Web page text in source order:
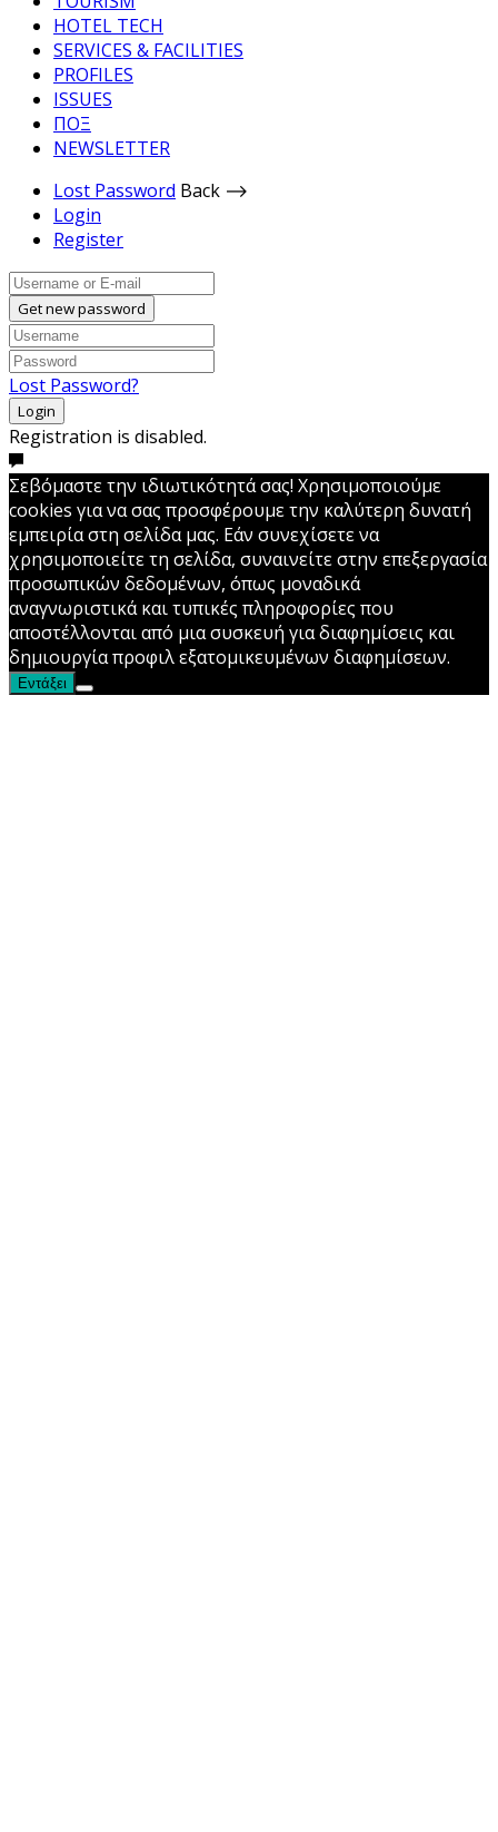
HOTEL TECH
SERVICES & FACILITIES
PROFILES
ISSUES
ΠΟΞ
NEWSLETTER
Lost Password Back ⟶
Login
Register
Get new password
Lost Password?
Login
Registration is disabled.
Σεβόμαστε την ιδιωτικότητά σας! Χρησιμοποιούμε
cookies για να σας προσφέρουμε την καλύτερη δυνατή
εμπειρία στη σελίδα μας. Εάν συνεχίσετε να
χρησιμοποιείτε τη σελίδα, συναινείτε στην επεξεργασία
προσωπικών δεδομένων, όπως μοναδικά
αναγνωριστικά και τυπικές πληροφορίες που
αποστέλλονται από μια συσκευή για διαφημίσεις και
δημιουργία προφιλ εξατομικευμένων διαφημίσεων.
Εντάξει